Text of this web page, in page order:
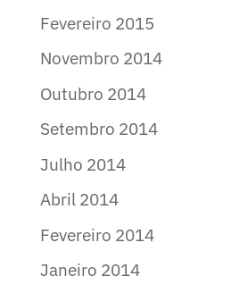
Fevereiro 2015
Novembro 2014
Outubro 2014
Setembro 2014
Julho 2014
Abril 2014
Fevereiro 2014
Janeiro 2014